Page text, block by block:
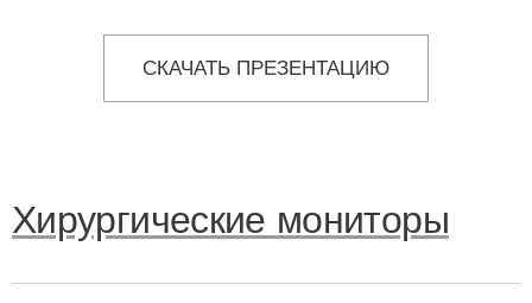
СКАЧАТЬ ПРЕЗЕНТАЦИЮ
Хирургические мониторы